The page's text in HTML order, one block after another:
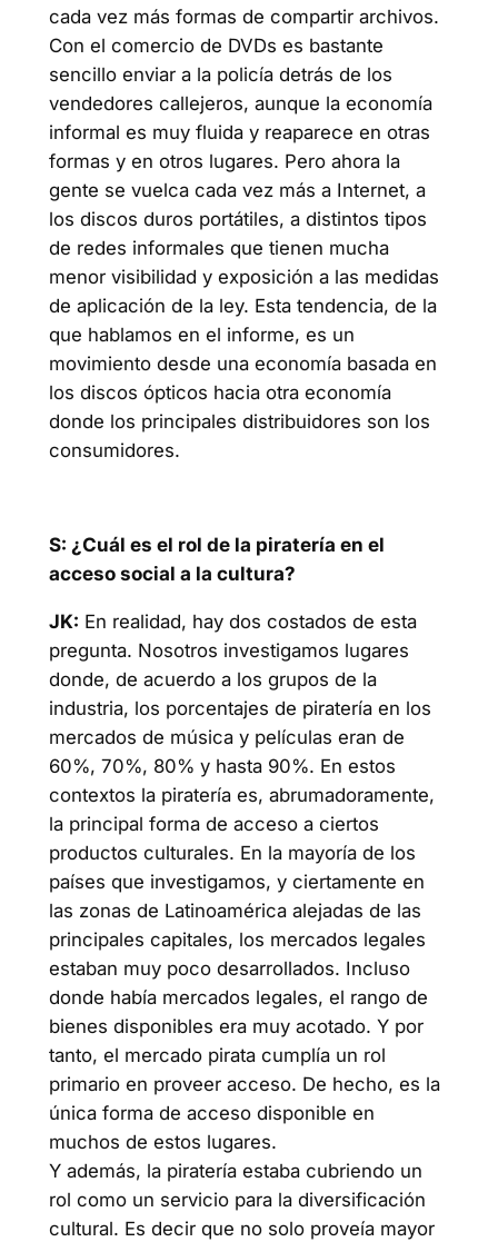
cada vez más formas de compartir archivos.
Con el comercio de DVDs es bastante
sencillo enviar a la policía detrás de los
vendedores callejeros, aunque la economía
informal es muy fluida y reaparece en otras
formas y en otros lugares. Pero ahora la
gente se vuelca cada vez más a Internet, a
los discos duros portátiles, a distintos tipos
de redes informales que tienen mucha
menor visibilidad y exposición a las medidas
de aplicación de la ley. Esta tendencia, de la
que hablamos en el informe, es un
movimiento desde una economía basada en
los discos ópticos hacia otra economía
donde los principales distribuidores son los
consumidores.
S: ¿Cuál es el rol de la piratería en el
acceso social a la cultura?
JK: En realidad, hay dos costados de esta
pregunta. Nosotros investigamos lugares
donde, de acuerdo a los grupos de la
industria, los porcentajes de piratería en los
mercados de música y películas eran de
60%, 70%, 80% y hasta 90%. En estos
contextos la piratería es, abrumadoramente,
la principal forma de acceso a ciertos
productos culturales. En la mayoría de los
países que investigamos, y ciertamente en
las zonas de Latinoamérica alejadas de las
principales capitales, los mercados legales
estaban muy poco desarrollados. Incluso
donde había mercados legales, el rango de
bienes disponibles era muy acotado. Y por
tanto, el mercado pirata cumplía un rol
primario en proveer acceso. De hecho, es la
única forma de acceso disponible en
muchos de estos lugares.
Y además, la piratería estaba cubriendo un
rol como un servicio para la diversificación
cultural. Es decir que no solo proveía mayor